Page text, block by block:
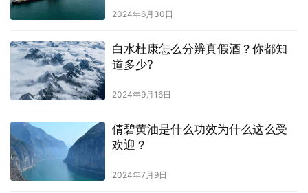
2024年6月30日
白水杜康怎么分辨真假酒？你都知
道多少?
2024年9月16日
倩碧黄油是什么功效为什么这么受
欢迎？
2024年7月9日